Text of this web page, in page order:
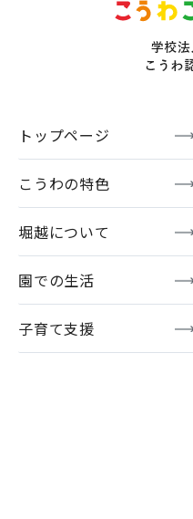
トップページ
こうわの特色
堀越について
園での生活
子育て支援